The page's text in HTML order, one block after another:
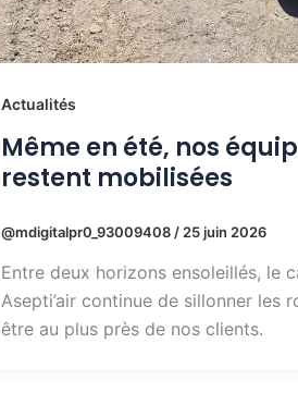
Actualités
Même en été, nos
restent mobilisées
@mdigitalpr0_93009408 / 25 juin 2026
Entre deux horizons ensoleillés, le
Asepti’air continue de sillonner les
être au plus près de nos clients.